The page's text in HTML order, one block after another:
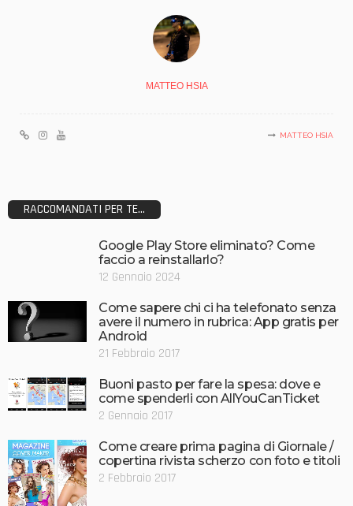
MATTEO HSIA
MATTEO HSIA
RACCOMANDATI PER TE...
Google Play Store eliminato? Come
faccio a reinstallarlo?
12 Gennaio 2024
Come sapere chi ci ha telefonato senza
avere il numero in rubrica: App gratis per
Android
21 Febbraio 2017
Buoni pasto per fare la spesa: dove e
come spenderli con AllYouCanTicket
2 Gennaio 2017
Come creare prima pagina di Giornale /
copertina rivista scherzo con foto e titoli
2 Febbraio 2017